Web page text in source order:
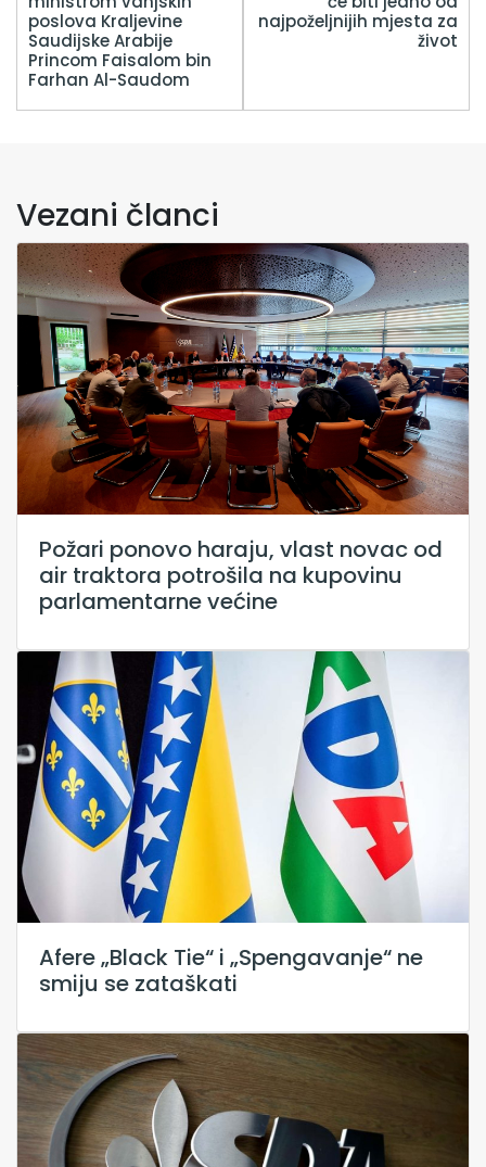
poslova Kraljevine
Saudijske Arabije
Princom Faisalom bin
Farhan Al-Saudom
najpoželjnijih mjesta za
život
Vezani članci
Požari ponovo haraju, vlast novac od
air traktora potrošila na kupovinu
parlamentarne većine
Afere „Black Tie“ i „Spengavanje“ ne
smiju se zataškati